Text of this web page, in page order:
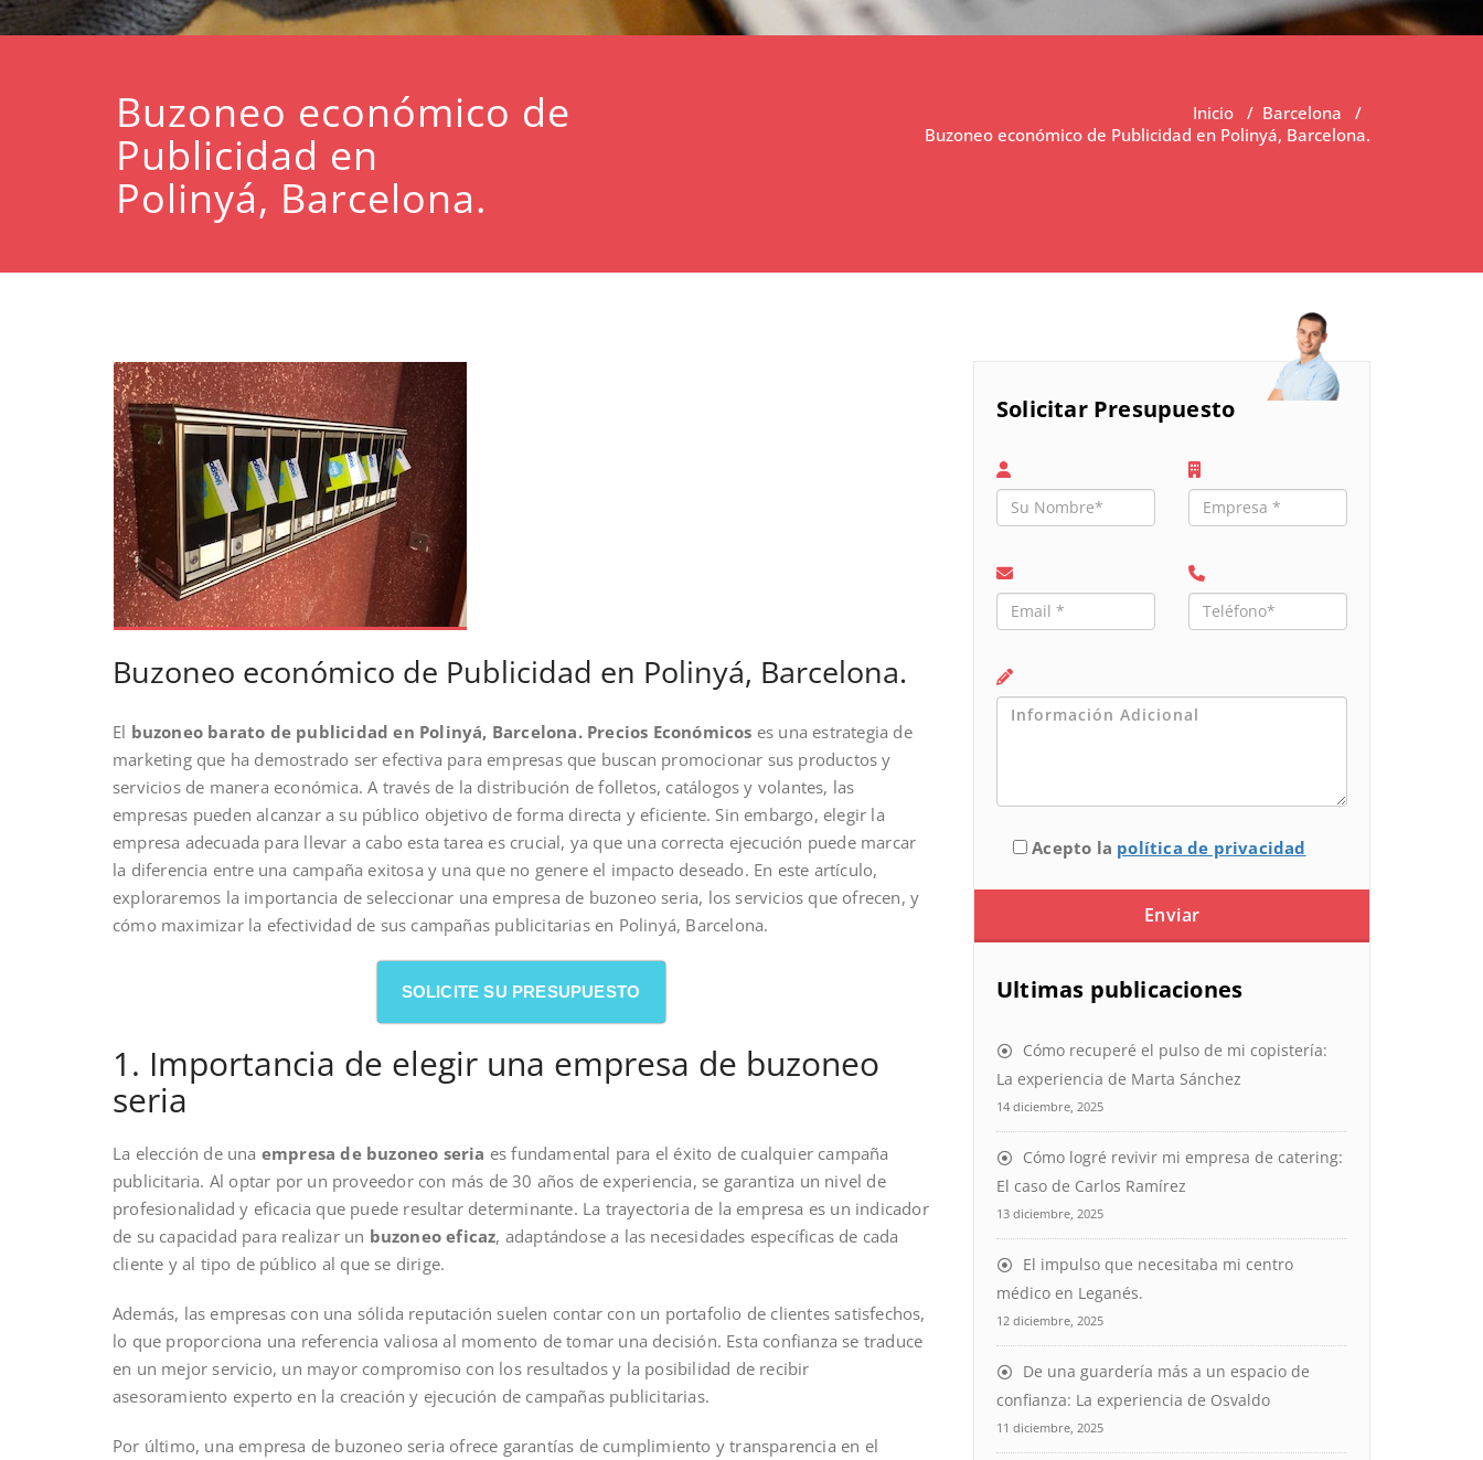
Buzoneo económico de
Publicidad en
Polinyá, Barcelona.
Inicio / Barcelona /
Buzoneo económico de Publicidad en Polinyá, Barcelona.
Buzoneo económico de Publicidad en Polinyá, Barcelona.
El buzoneo barato de publicidad en Polinyá, Barcelona. Precios Económicos es una estrategia de
marketing que ha demostrado ser efectiva para empresas que buscan promocionar sus productos y
servicios de manera económica. A través de la distribución de folletos, catálogos y volantes, las
empresas pueden alcanzar a su público objetivo de forma directa y eficiente. Sin embargo, elegir la
empresa adecuada para llevar a cabo esta tarea es crucial, ya que una correcta ejecución puede marcar
la diferencia entre una campaña exitosa y una que no genere el impacto deseado. En este artículo,
exploraremos la importancia de seleccionar una empresa de buzoneo seria, los servicios que ofrecen, y
cómo maximizar la efectividad de sus campañas publicitarias en Polinyá, Barcelona.
SOLICITE SU PRESUPUESTO
1. Importancia de elegir una empresa de buzoneo
seria
La elección de una empresa de buzoneo seria es fundamental para el éxito de cualquier campaña
publicitaria. Al optar por un proveedor con más de 30 años de experiencia, se garantiza un nivel de
profesionalidad y eficacia que puede resultar determinante. La trayectoria de la empresa es un indicador
de su capacidad para realizar un buzoneo eficaz, adaptándose a las necesidades específicas de cada
cliente y al tipo de público al que se dirige.
Además, las empresas con una sólida reputación suelen contar con un portafolio de clientes satisfechos,
lo que proporciona una referencia valiosa al momento de tomar una decisión. Esta confianza se traduce
en un mejor servicio, un mayor compromiso con los resultados y la posibilidad de recibir
asesoramiento experto en la creación y ejecución de campañas publicitarias.
Por último, una empresa de buzoneo seria ofrece garantías de cumplimiento y transparencia en el
Solicitar Presupuesto
Acepto la política de privacidad
Ultimas publicaciones
Cómo recuperé el pulso de mi copistería:
La experiencia de Marta Sánchez
14 diciembre, 2025
Cómo logré revivir mi empresa de catering:
El caso de Carlos Ramírez
13 diciembre, 2025
El impulso que necesitaba mi centro
médico en Leganés.
12 diciembre, 2025
De una guardería más a un espacio de
confianza: La experiencia de Osvaldo
11 diciembre, 2025